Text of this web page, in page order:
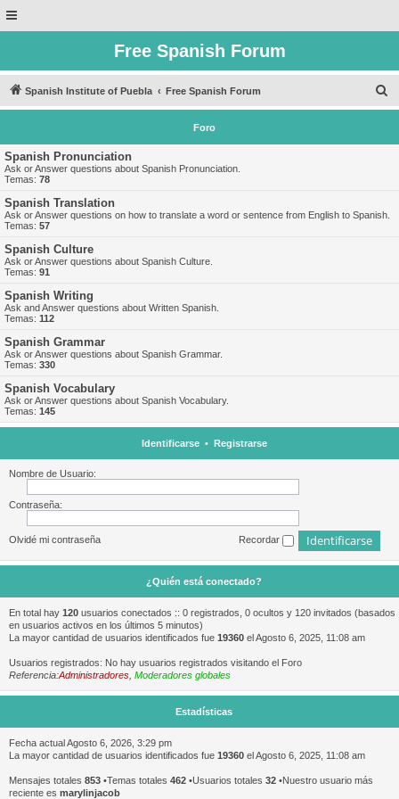
Free Spanish Forum
Spanish Institute of Puebla Free Spanish Forum
u
Foro
Spanish Pronunciation
Ask or Answer questions about Spanish Pronunciation.
Temas: 78
Spanish Translation
Ask or Answer questions on how to translate a word or sentence from English to Spanish.
Temas: 57
Spanish Culture
Ask or Answer questions about Spanish Culture.
Temas: 91
Spanish Writing
Ask and Answer questions about Written Spanish.
Temas: 112
Spanish Grammar
Ask or Answer questions about Spanish Grammar.
Temas: 330
Spanish Vocabulary
Ask or Answer questions about Spanish Vocabulary.
Temas: 145
Identificarse• Registrarse
Nombre de Usuario:
Contraseña:
Olvidé mi contraseña Recordar
¿Quién está conectado?
En total hay 120 usuarios conectados :: 0 registrados, 0 ocultos y 120 invitados (basados
en usuarios activos en los últimos 5 minutos)
La mayor cantidad de usuarios identificados fue 19360 el Agosto 6, 2025, 11:08 am
Usuarios registrados: No hay usuarios registrados visitando el Foro
Referencia:Administradores Moderadores globales
Estadísticas
Fecha actual Agosto 6, 2026, 3:29 pm
La mayor cantidad de usuarios identificados fue 19360 el Agosto 6, 2025, 11:08 am
Mensajes totales 853 •Temas totales 462 •Usuarios totales 32 •Nuestro usuario más
reciente es marylinjacob